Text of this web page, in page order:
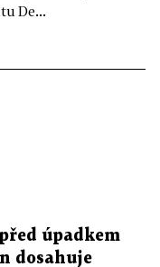
De...
úpadkem
dosahuje